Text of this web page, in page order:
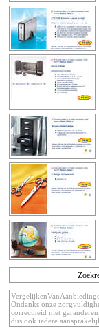
Ondanks onze
correctheid niet
dus ook iedere